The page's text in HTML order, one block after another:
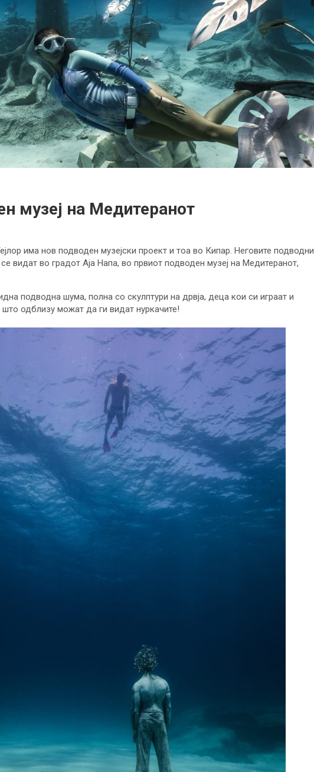
музеј на Медитеранот
има нов подводен музејски проект и тоа во Кипар. Неговите подводни
видат во градот Аја Напа, во првиот подводен музеј на Медитеранот,
подводна шума, полна со скулптури на дрвја, деца кои си играат и
одблизу можат да ги видат нуркачите!